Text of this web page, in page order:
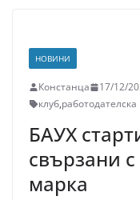
НОВИНИ
Констанца 17/12/
клуб,
БАУХ
свързани
марка